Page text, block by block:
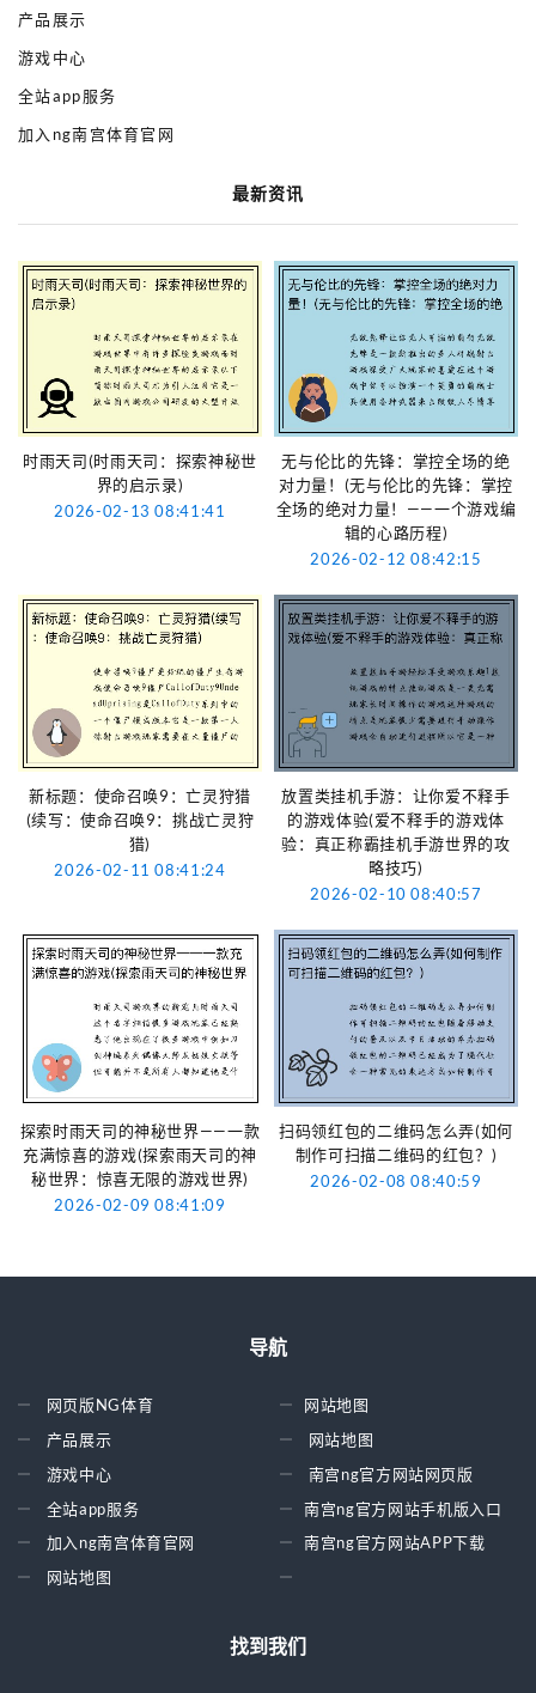
产品展示
游戏中心
全站app服务
加入ng南宫体育官网
最新资讯
时雨天司(时雨天司：探索神秘世
界的启示录)
2026-02-13 08:41:41
无与伦比的先锋：掌控全场的绝
对力量！(无与伦比的先锋：掌控
全场的绝对力量！——一个游戏编
辑的心路历程)
2026-02-12 08:42:15
新标题：使命召唤9：亡灵狩猎
(续写：使命召唤9：挑战亡灵狩
猎)
2026-02-11 08:41:24
放置类挂机手游：让你爱不释手
的游戏体验(爱不释手的游戏体
验：真正称霸挂机手游世界的攻
略技巧)
2026-02-10 08:40:57
探索时雨天司的神秘世界——一款
充满惊喜的游戏(探索雨天司的神
秘世界：惊喜无限的游戏世界)
2026-02-09 08:41:09
扫码领红包的二维码怎么弄(如何
制作可扫描二维码的红包？)
2026-02-08 08:40:59
导航
网页版NG体育
产品展示
游戏中心
全站app服务
加入ng南宫体育官网
网站地图
网站地图
网站地图
南宫ng官方网站网页版
南宫ng官方网站手机版入口
南宫ng官方网站APP下载
找到我们